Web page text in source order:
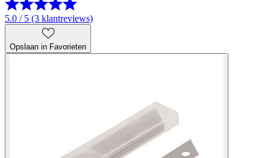
5.0 / 5 (3 klantreviews)
Opslaan in Favorieten